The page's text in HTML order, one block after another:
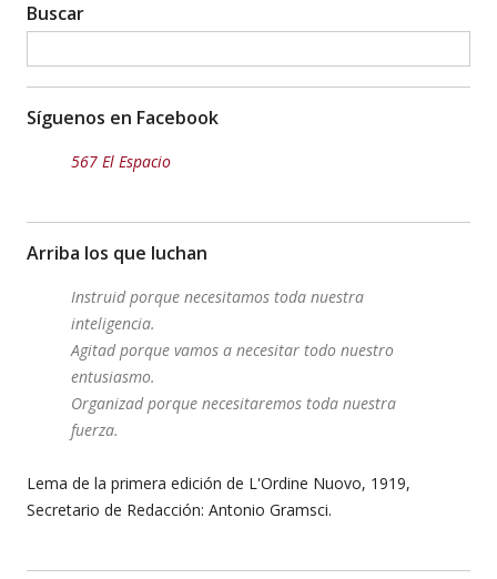
Buscar
Síguenos en Facebook
567 El Espacio
Arriba los que luchan
Instruid porque necesitamos toda nuestra
inteligencia.
Agitad porque vamos a necesitar todo nuestro
entusiasmo.
Organizad porque necesitaremos toda nuestra
fuerza.
Lema de la primera edición de L'Ordine Nuovo, 1919,
Secretario de Redacción: Antonio Gramsci.